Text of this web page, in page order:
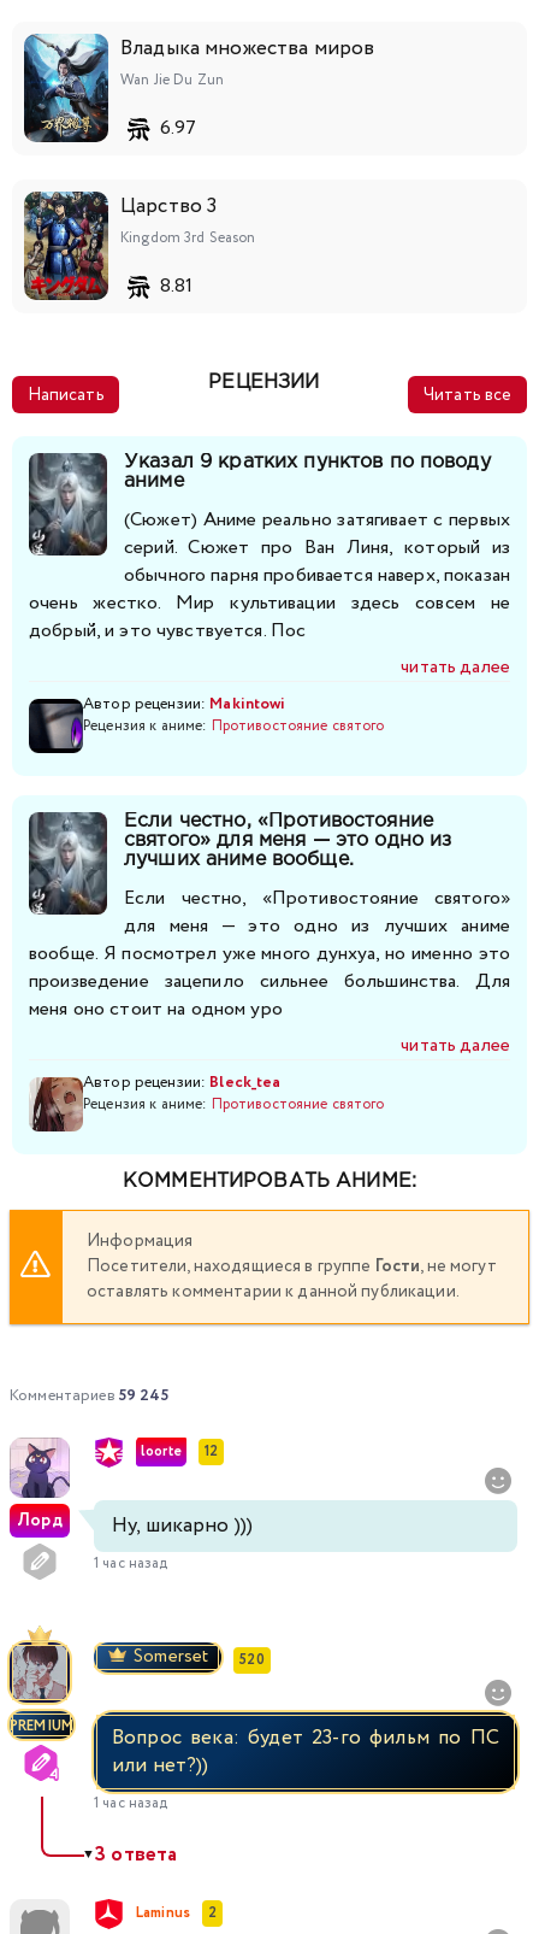
148 149
Владыка множества миров
Wan Jie Du Zun
6.97
Царство 3
Kingdom 3rd Season
8.81
Написать
РЕЦЕНЗИИ
Читать все
Указал 9 кратких пунктов по поводу
аниме
(Сюжет) Аниме реально затягивает с первых
серий. Сюжет про Ван Линя, который из
обычного парня пробивается наверх, показан
очень жестко. Мир культивации здесь совсем не
добрый, и это чувствуется. Пос
читать далее
Автор рецензии: Makintowi
Рецензия к аниме: Противостояние святого
Если честно, «Противостояние
святого» для меня — это одно из
лучших аниме вообще.
Если честно, «Противостояние святого»
для меня — это одно из лучших аниме
вообще. Я посмотрел уже много дунхуа, но именно это
произведение зацепило сильнее большинства. Для
меня оно стоит на одном уро
читать далее
Автор рецензии: Bleck_tea
Рецензия к аниме: Противостояние святого
КОММЕНТИРОВАТЬ АНИМЕ:
Информация
Посетители, находящиеся в группе Гости, не могут
оставлять комментарии к данной публикации.
Комментариев 59 245
Лорд
loorte 12
Ну, шикарно )))
1 час назад
PREMIUM
Somerset 520
Вопрос века: будет 23-го фильм по ПС
или нет?))
1 час назад
▼3 ответа
Laminus 2